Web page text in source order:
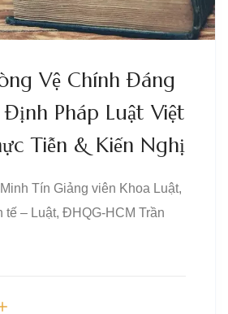
Vệ Chính Đáng
Pháp Luật Việt
Tiễn & Kiến Nghị
Tín Giảng viên Khoa Luật,
– Luật, ĐHQG-HCM Trần